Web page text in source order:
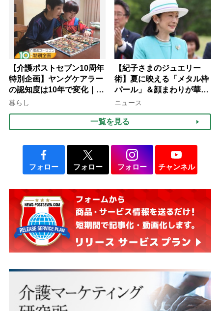
【介護ポストセブン10周年
特別企画】ヤングケアラー
の認知度は10年で変化｜流
行語大賞にノミネート、法
暮らし
【紀子さまのジュエリー
術】夏に映える「メタル枠
パール」＆顔まわりが華や
ぐ「揺れる一粒」の使い分
ニュース
一覧を見る
フォロー フォロー フォロー チャンネル